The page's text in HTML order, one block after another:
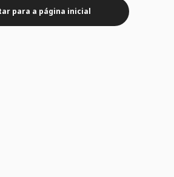
para a página inicial